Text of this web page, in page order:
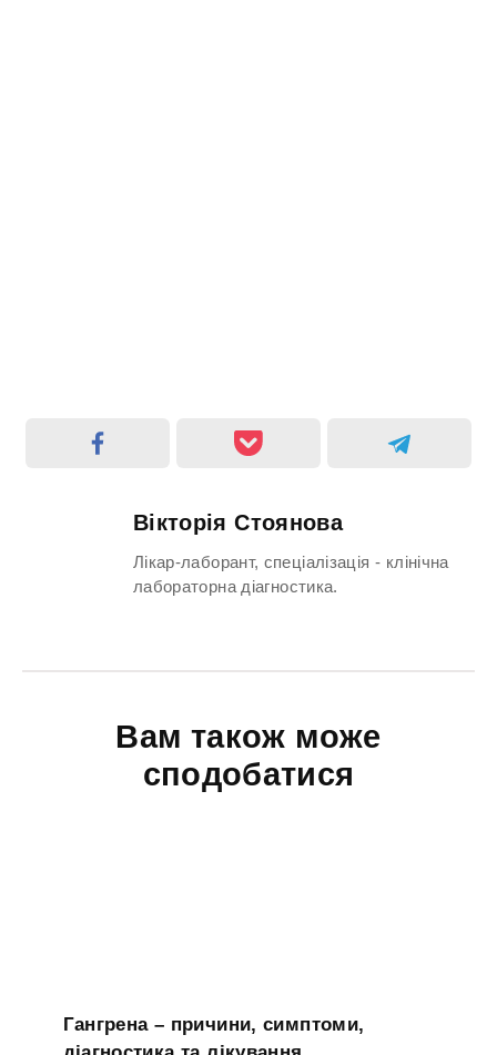
Вікторія Стоянова
Лікар-лаборант, спеціалізація - клінічна
лабораторна діагностика.
Вам також може
сподобатися
Гангрена – причини, симптоми,